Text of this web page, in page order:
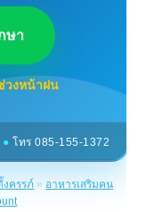
ษา
วงหน้าฝน
● โทร 085-155-1372
ครรภ์ » อาหารเสริมคน